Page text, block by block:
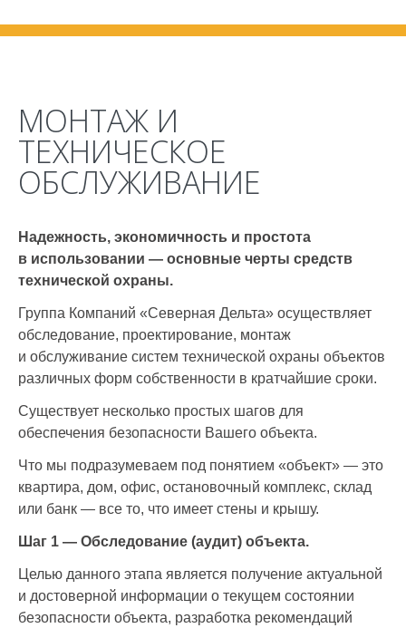
МОНТАЖ И
ТЕХНИЧЕСКОЕ
ОБСЛУЖИВАНИЕ
Надежность, экономичность и простота
в использовании — основные черты средств
технической охраны.
Группа Компаний «Северная Дельта» осуществляет
обследование, проектирование, монтаж
и обслуживание систем технической охраны объектов
различных форм собственности в кратчайшие сроки.
Существует несколько простых шагов для
обеспечения безопасности Вашего объекта.
Что мы подразумеваем под понятием «объект» — это
квартира, дом, офис, остановочный комплекс, склад
или банк — все то, что имеет стены и крышу.
Шаг 1 — Обследование (аудит) объекта.
Целью данного этапа является получение актуальной
и достоверной информации о текущем состоянии
безопасности объекта, разработка рекомендаций